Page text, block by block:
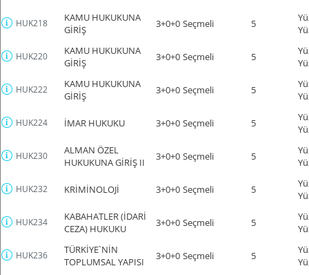
HUK218
KAMU HUKUKUNA
GİRİŞ
3+0+0 Seçmeli 5
HUK220
KAMU HUKUKUNA
GİRİŞ
3+0+0 Seçmeli 5
HUK222
KAMU HUKUKUNA
GİRİŞ
3+0+0 Seçmeli 5
HUK224 İMAR HUKUKU 3+0+0 Seçmeli 5
HUK230
ALMAN ÖZEL
HUKUKUNA GİRİŞ II
3+0+0 Seçmeli 5
HUK232 KRİMİNOLOJİ 3+0+0 Seçmeli 5
HUK234
KABAHATLER (İDARİ
CEZA) HUKUKU
3+0+0 Seçmeli 5
HUK236
TÜRKİYE`NİN
TOPLUMSAL YAPISI
3+0+0 Seçmeli 5